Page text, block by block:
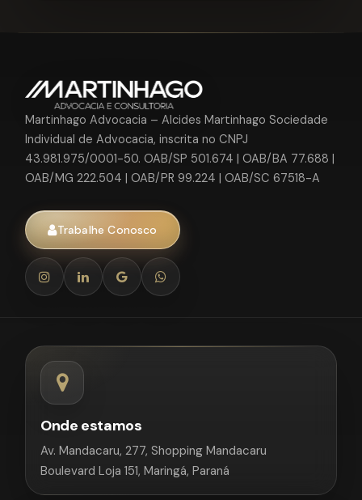
Martinhago Advocacia – Alcides Martinhago Sociedade
Individual de Advocacia, inscrita no CNPJ
43.981.975/0001-50. OAB/SP 501.674 | OAB/BA 77.688 |
OAB/MG 222.504 | OAB/PR 99.224 | OAB/SC 67518-A
Trabalhe Conosco
Onde estamos
Av. Mandacaru, 277, Shopping Mandacaru
Boulevard Loja 151, Maringá, Paraná